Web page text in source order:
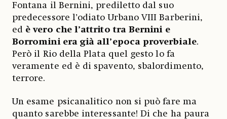
Fontana il Bernini, prediletto dal suo
predecessore l’odiato Urbano VIII Barberini,
ed è vero che l’attrito tra Bernini e
Borromini era già all’epoca proverbiale.
Però il Rio della Plata quel gesto lo fa
veramente ed è di spavento, sbalordimento,
terrore.
Un esame psicanalitico non si può fare ma
quanto sarebbe interessante! Di che ha paura